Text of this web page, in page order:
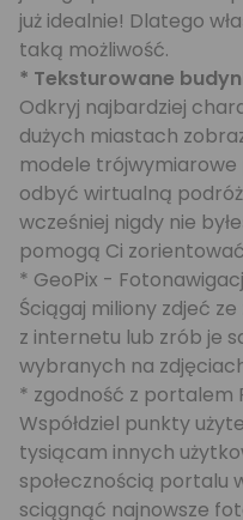
już idealnie! Dlatego
taką możliwość.
* Teksturowane
Odkryj najbardziej
dużych miastach
modele
odbyć wirtualną
wcześniej nigdy nie
pomogą Ci
* GeoPix -
Ściągaj miliony zdjeć
z internetu lub zrób je
wybranych na
* zgodność z portalem
Współdziel punkty
tysiącam innych
społecznością portalu
sciągnąć najnowsze